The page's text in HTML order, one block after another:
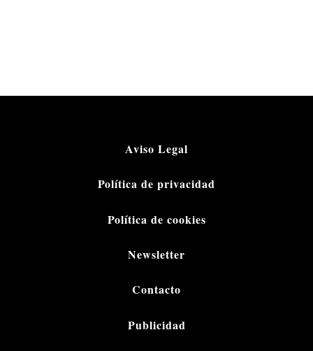
Aviso Legal
Política de privacidad
Política de cookies
Newsletter
Contacto
Publicidad